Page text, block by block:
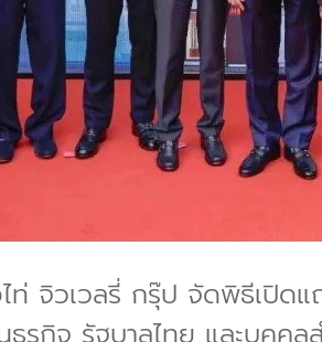
ท่ จิวเวลรี่ กรุ๊ป จัดพิธีเปิด
รกิจ รัฐบาลไทย และบุคค